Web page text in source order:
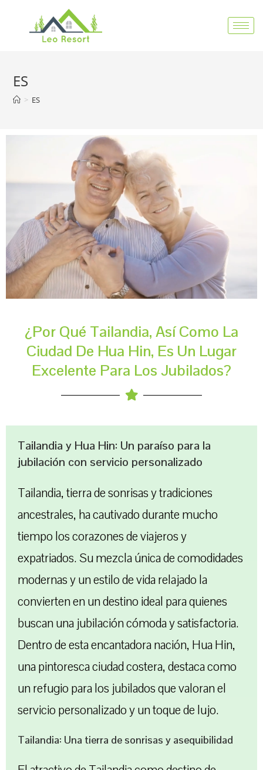
ES
> ES
¿Por Qué Tailandia, Así Como La
Ciudad De Hua Hin, Es Un Lugar
Excelente Para Los Jubilados?
Tailandia y Hua Hin: Un paraíso para la
jubilación con servicio personalizado
Tailandia, tierra de sonrisas y tradiciones
ancestrales, ha cautivado durante mucho
tiempo los corazones de viajeros y
expatriados. Su mezcla única de comodidades
modernas y un estilo de vida relajado la
convierten en un destino ideal para quienes
buscan una jubilación cómoda y satisfactoria.
Dentro de esta encantadora nación, Hua Hin,
una pintoresca ciudad costera, destaca como
un refugio para los jubilados que valoran el
servicio personalizado y un toque de lujo.
Tailandia: Una tierra de sonrisas y asequibilidad